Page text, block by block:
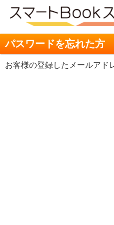
パスワードを忘れた方
お客様の登録したメールアド